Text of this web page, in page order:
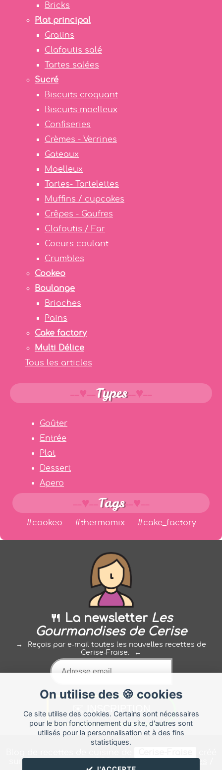
Bricks
Plat principal
Gratins
Clafoutis salé
Tartes salées
Sucré
Biscuits croquant
Biscuits moelleux
Confiseries
Crèmes - Verrines
Gateaux
Moelleux
Tartes- Tartelettes
Muffins / cupcakes
Crêpes - Gaufres
Clafoutis / Far
Coeurs coulant
Crumbles
Cookeo
Boulange
Brioches
Pains
Cake factory
Multi Délice
Tous les articles
Types
Goûter
Entrée
Plat
Dessert
Apero
Tags
#cookeo #thermomix #cake_factory
On utilise des 🍪 cookies
Ce site utilise des cookies. Certains sont nécessaires
pour le bon fonctionnement du site, d'autres sont
utilisés pour la personnalisation et à des fins
statistiques.
🍴 La newsletter Les
Gourmandises de Cerise
Reçois par e-mail toutes les nouvelles recettes de
Cerise-Fraise.
sur
Réglage des cookies